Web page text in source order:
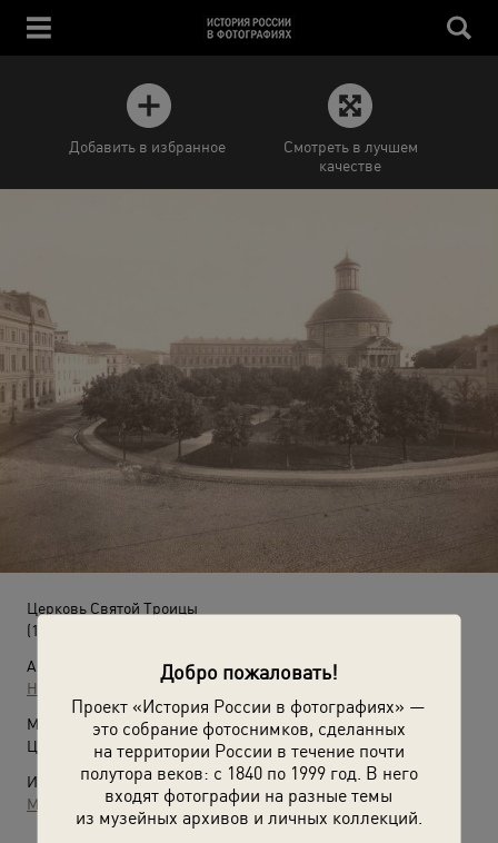
Добро пожаловать!
Проект «История России в фотографиях» —
это собрание фотоснимков, сделанных
на территории России в течение почти
полутора веков: с 1840 по 1999 год. В него
входят фотографии на разные темы
из музейных архивов и личных коллекций.
Добавить в избранное
Смотреть в лучшем
качестве
Церковь Святой Троицы
(1870-е)
Автор:
Неизвестный автор
Место съемки:
Царство Польское, г. Варшава
Источники:
МАММ / МДФ